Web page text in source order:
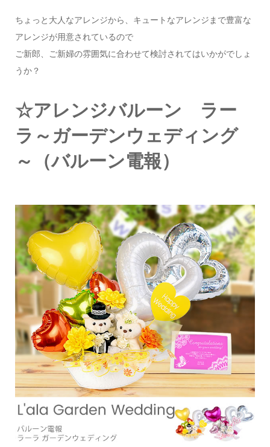
ちょっと大人なアレンジから、キュートなアレンジまで豊富な
アレンジが用意されているので
ご新郎、ご新婦の雰囲気に合わせて検討されてはいかがでしょ
うか？
☆アレンジバルーン ラー
ラ～ガーデンウェディング
～（バルーン電報）